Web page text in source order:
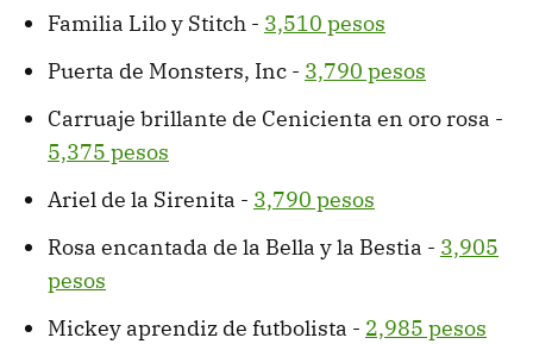
Familia Lilo y Stitch - 3,510 pesos
Puerta de Monsters, Inc - 3,790 pesos
Carruaje brillante de Cenicienta en oro rosa -
5,375 pesos
Ariel de la Sirenita - 3,790 pesos
Rosa encantada de la Bella y la Bestia - 3,905
pesos
Mickey aprendiz de futbolista - 2,985 pesos